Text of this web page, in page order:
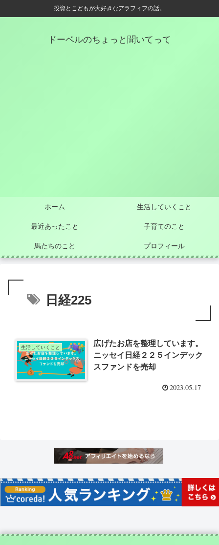
投資とこどもが大好きなアラフィフの話。
ドーベルのちょっと聞いてって
ホーム 生活していくこと
最近あったこと 子育てのこと
馬たちのこと プロフィール
日経225
生活していくこと
広げたお店を整理しています。
ニッセイ日経２２５インデック
スファンドを売却
2023.05.17